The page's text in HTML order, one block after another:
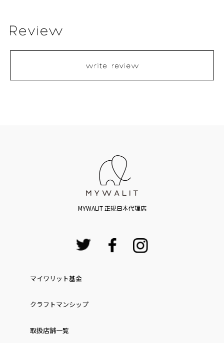
MYWALIT 正規日本代理店
マイワリット基金
クラフトマンシップ
取扱店舗一覧